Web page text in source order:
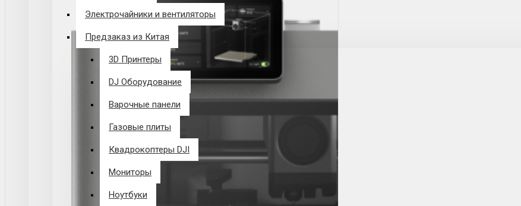
Электрочайники и вентиляторы
Предзаказ из Китая
3D Принтеры
DJ Оборудование
Варочные панели
Газовые плиты
Квадрокоптеры DJI
Мониторы
Ноутбуки